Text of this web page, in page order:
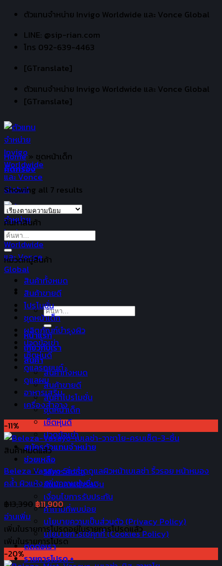
Skip
content
ตัวแทนจำหน่าย Invigo Worldwide และ Vonce Global
LINE: @sip-rian.com
โทร 092-639-4463
[GTranslate]
ตัวแทนจำหน่าย Invigo Worldwide และ Vonce Global
[GTranslate]
ค้นหา:
หน้าแรก
เกี่ยวกับเรา
สินค้า
สินค้าทั้งหมด
สินค้าขายดี
สินค้าโปรโมชั่น
ชุดหน้าเด็ก
เซ็ตหุ่นดี
ปวดข้อเข่า
สมัครตัวแทนจำหน่าย
ช่วยเหลือ
วิธีการสั่งซื้อ
ยืนยันการชำระเงิน
เงื่อนไขการรับประกัน
คำถามที่พบบ่อย
นโยบายความเป็นส่วนตัว (Privacy Policy)
นโยบายการใช้คุกกี้ (Cookies Policy)
ติดต่อเรา
รายการโปรด +
Home » ชุดหน้าเด็ก
คัดกรอง
Showing all 7 results
ค้นหาสินค้า
ค้นหา:
หมวดหมู่สินค้า
สินค้าทั้งหมด
สินค้าขายดี
โปรโมชั่น
ชุดหน้าเด็ก
ผลิตภัณฑ์บำรุงผิว
ปวดข้อเข่า
เซ็ตหุ่นดี
ดูแลรถยนต์
ดูแลผม
อาหารเสริม
เครื่องสำอาง
-11%
สินค้าหมดแล้ว
Beleza Vasayo Set ชุดดูแลผิวหน้าเบเลซ่า ริ้วรอย หน้าหมอง
คล้ำ ผิวแห้ง เพิ่มความชุ่มชื่น
฿13,390 Original
price
was:
฿13,390.
฿11,900Current
price
is:
฿11,900.
อ่านเพิ่ม
เพิ่มในรายการโปรดอยู่ในรายการโปรดแล้ว
เพิ่มในรายการโปรด
-20%